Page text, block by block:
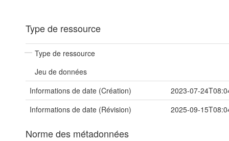
Type de ressource
Type de ressource
Jeu de données
Informations de date (Création)
2023-07-
Informations de date (Révision)
2025-09-
Norme des métadonnées